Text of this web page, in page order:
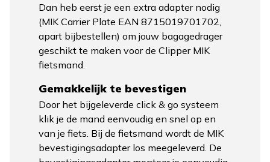
Dan heb eerst je een extra adapter nodig
(MIK Carrier Plate EAN 8715019701702,
apart bijbestellen) om jouw bagagedrager
geschikt te maken voor de Clipper MIK
fietsmand.
Gemakkelijk te bevestigen
Door het bijgeleverde click & go systeem
klik je de mand eenvoudig en snel op en
van je fiets. Bij de fietsmand wordt de MIK
bevestigingsadapter los meegeleverd. De